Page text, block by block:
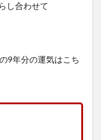
し合わせて
9年分の運気はこち